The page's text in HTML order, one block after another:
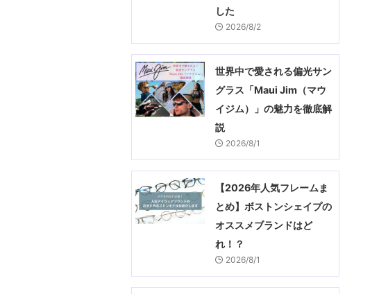
した
2026/8/2
世界中で愛される偏光サン
グラス「Maui Jim（マウ
イジム）」の魅力を徹底解
説
2026/8/1
【2026年人気フレームま
とめ】ボストンシェイプの
オススメブランドはど
れ！？
2026/8/1